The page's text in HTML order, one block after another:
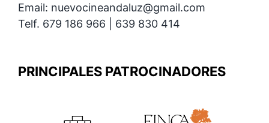
Email: nuevocineandaluz@gmail.com
Telf. 679 186 966 | 639 830 414
PRINCIPALES PATROCINADORES